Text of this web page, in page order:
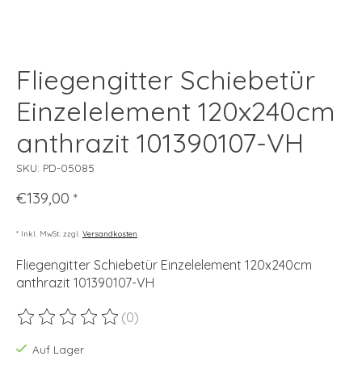
Fliegengitter Schiebetür
Einzelelement 120x240cm
anthrazit 101390107-VH
SKU: PD-05085
€139,00 *
* Inkl. MwSt. zzgl. Versandkosten
Fliegengitter Schiebetür Einzelelement 120x240cm
anthrazit 101390107-VH
Die Bewertung dieses Produkts ist
(0)
Auf Lager